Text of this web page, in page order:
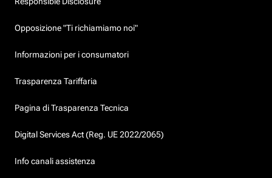
Opposizione "Ti richiamiamo noi"
Informazioni per i consumatori
Trasparenza Tariffaria
Pagina di Trasparenza Tecnica
Digital Services Act (Reg. UE 2022/2065)
Info canali assistenza